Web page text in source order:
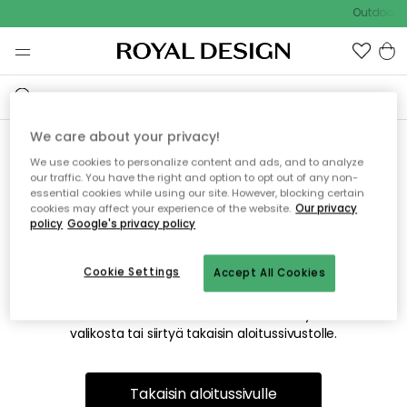
Outdoor
Emme valitettavasti löydä
etsimääsi sivua
Tämä voi johtua siitä, että sivua ei enää ole tai siitä, että se
on siirretty muualle. Pahoittelemme tästä mahdollisesti
valikosta tai siirtyä takaisin aloitussivustolle.
Takaisin aloitussivulle
We care about your privacy!
We use cookies to personalize content and ads, and to analyze
our traffic. You have the right and option to opt out of any non-
essential cookies while using our site. However, blocking certain
cookies may affect your experience of the website. Our privacy
policy Google's privacy policy
Accept All Cookies
Cookie Settings